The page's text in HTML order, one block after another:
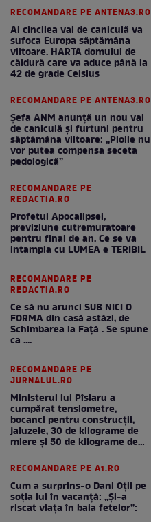
RECOMANDARE PE ANTENA3.RO
Al cincilea val de caniculă va
sufoca Europa săptămâna
viitoare. HARTA domului de
căldură care va aduce până la
42 de grade Celsius
RECOMANDARE PE ANTENA3.RO
Șefa ANM anunță un nou val
de caniculă și furtuni pentru
săptămâna viitoare: „Ploile nu
vor putea compensa seceta
pedologică”
RECOMANDARE PE
REDACTIA.RO
Profetul Apocalipsei,
previziune cutremuratoare
pentru final de an. Ce se va
intampla cu LUMEA e TERIBIL
RECOMANDARE PE
REDACTIA.RO
Ce să nu arunci SUB NICI O
FORMA din casă astăzi, de
Schimbarea la Față . Se spune
ca ....
RECOMANDARE PE
JURNALUL.RO
Ministerul lui Pîslaru a
cumpărat tensiometre,
bocanci pentru construcții,
jaluzele, 30 de kilograme de
miere și 50 de kilograme de
RECOMANDARE PE A1.RO
Cum a surprins-o Dani Oțil pe
soția lui în vacanță: „Și-a
riscat viața în baia fetelor”: